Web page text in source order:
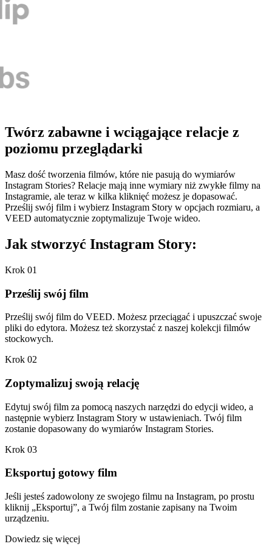
Twórz zabawne i wciągające relacje z
poziomu przeglądarki
Masz dość tworzenia filmów, które nie pasują do wymiarów
Instagram Stories? Relacje mają inne wymiary niż zwykłe filmy na
Instagramie, ale teraz w kilka kliknięć możesz je dopasować.
Prześlij swój film i wybierz Instagram Story w opcjach rozmiaru, a
VEED automatycznie zoptymalizuje Twoje wideo.
Jak stworzyć Instagram Story:
Krok 01
Prześlij swój film
Prześlij swój film do VEED. Możesz przeciągać i upuszczać swoje
pliki do edytora. Możesz też skorzystać z naszej kolekcji filmów
stockowych.
Krok 02
Zoptymalizuj swoją relację
Edytuj swój film za pomocą naszych narzędzi do edycji wideo, a
następnie wybierz Instagram Story w ustawieniach. Twój film
zostanie dopasowany do wymiarów Instagram Stories.
Krok 03
Eksportuj gotowy film
Jeśli jesteś zadowolony ze swojego filmu na Instagram, po prostu
kliknij „Eksportuj”, a Twój film zostanie zapisany na Twoim
urządzeniu.
Dowiedz się więcej